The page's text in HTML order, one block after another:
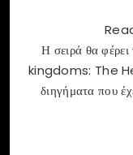
Η σειρά θα
kingdoms: The
διηγήματα που